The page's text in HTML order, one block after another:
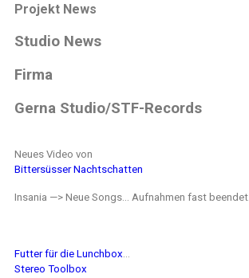
Projekt News
Studio News
Firma
Gerna Studio/STF-Records
Neues Video von
Bittersüsser Nachtschatten
Insania —> Neue Songs… Aufnahmen fast beendet.
Futter für die Lunchbox
Stereo Toolbox